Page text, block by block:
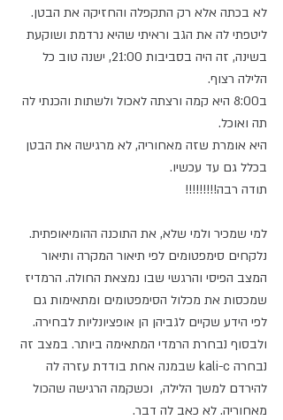
לא בכתה אלא רק התקפלה והחזיקה את הבטן.
ליטפתי לה את הגב וראיתי שהיא נרדמת ושוקעת
בשינה, זה היה בסביבות 21:00, ישנה טוב כל
הלילה רצוף.
ב8:00 היא קמה ורצתה לאכול ולשתות והכנתי לה
תה ואוכל.
היא אומרת שזה מאחוריה, לא מרגישה את הבטן
בכלל גם עד עכשיו.
תודה רבה!!!!!!!!!
למי שמכיר ולמי שלא, את התוכנה ההומיאופתית.
נלקחים סימפטומים לפי תיאור המקרה ותיאור
המצב הפיסי והרגשי שבו נמצאת החולה. הרמדיז
שמכסות את מכלול הסימפטומים ומתאימות גם
לפי הידע שקיים לגביהן הן אופציונליות לבחירה.
ולבסוף נבחרת הרמדי המתאימה ביותר. במצב זה
נבחרה kali-c שבמנה אחת בודדת עזרה לה
להירדם למשך הלילה,  וכשקמה הרגישה שהכול
מאחוריה. לא כאב לה דבר.